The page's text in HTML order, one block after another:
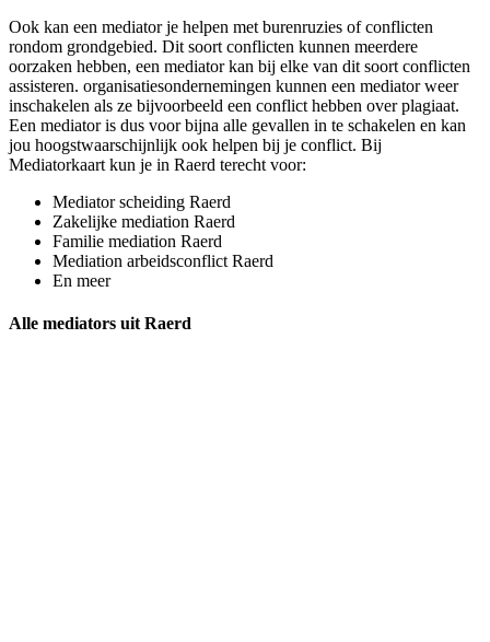
Ook kan een mediator je helpen met burenruzies of conflicten
rondom grondgebied. Dit soort conflicten kunnen meerdere
oorzaken hebben, een mediator kan bij elke van dit soort conflicten
assisteren. organisatiesondernemingen kunnen een mediator weer
inschakelen als ze bijvoorbeeld een conflict hebben over plagiaat.
Een mediator is dus voor bijna alle gevallen in te schakelen en kan
jou hoogstwaarschijnlijk ook helpen bij je conflict. Bij
Mediatorkaart kun je in Raerd terecht voor:
Mediator scheiding Raerd
Zakelijke mediation Raerd
Familie mediation Raerd
Mediation arbeidsconflict Raerd
En meer
Alle mediators uit Raerd